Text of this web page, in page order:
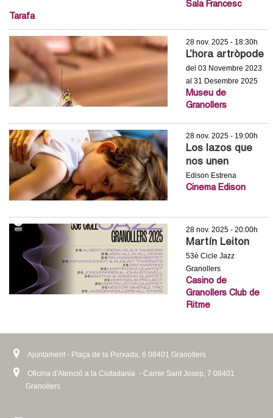
Sala Francesc
Tarafa
28 nov. 2025 - 18:30h
L’hora artròpode
del 03 Novembre 2023
al 31 Desembre 2025
Museu de
Granollers
28 nov. 2025 - 19:00h
Los lazos que
nos unen
Edison Estrena
Cinema Edison
28 nov. 2025 - 20:00h
Martín Leiton
53è Cicle Jazz
Granollers
Casino de
Granollers Club de
Ritme
Ajuntament - Plaça de la Porxada, 6 08401 Granollers
Oficina d'Atenció a la Ciutadania - Carrer Sant Josep, 7 08401
Granollers